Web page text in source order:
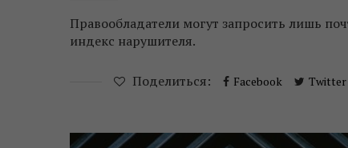
Правообладатели могут запросить лишь
индекс нарушителя.
Поделиться: Facebook Twitter